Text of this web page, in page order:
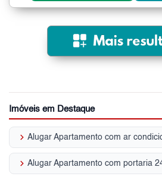
Imóveis em Destaque
keyboard_arrow_right Alugar Apartamento com ar
keyboard_arrow_right